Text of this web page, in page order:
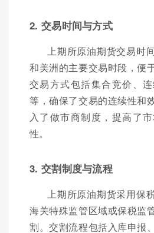
2. 交易时间与方式
上期所原油期货交易时
和美洲的主要交易时段，便
交易方式包括集合竞价、
等，确保了交易的连续性和
入了做市商制度，提高了
性。
3. 交割制度与流程
上期所原油期货采用保
海关特殊监管区域或保税监
割。交割流程包括入库申报